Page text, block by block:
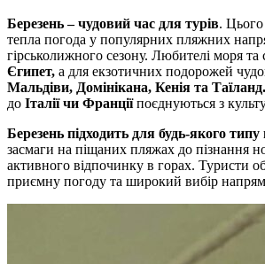
Березень – чудовий час для турів.
тепла погода у популярних пляжних
гірськолижного сезону. Любителі моря
Єгипет, а для екзотичних подорожей
Мальдіви, Домінікана, Кенія та Таїланд.
до Італії чи Франціїпоєднуються з
Березень підходить для будь-якого
засмаги на піщаних пляжах до пізнання
активного відпочинку в горах. Туристи
приємну погоду та широкий вибір